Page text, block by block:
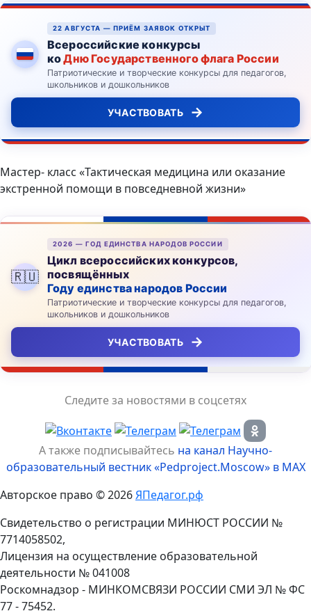
22 АВГУСТА — ПРИЁМ ЗАЯВОК ОТКРЫТ
Всероссийские конкурсы
коДню Государственного флага России
Патриотические и творческие конкурсы для педагогов,
школьников и дошкольников
УЧАСТВОВАТЬ →
Мастер- класс «Тактическая медицина или оказание
экстренной помощи в повседневной жизни»
🇷🇺
2026 — ГОД ЕДИНСТВА НАРОДОВ РОССИИ
Цикл всероссийских конкурсов,
посвящённых
Году единства народов России
Патриотические и творческие конкурсы для педагогов,
школьников и дошкольников
УЧАСТВОВАТЬ →
Следите за новостями в соцсетях
А также подписывайтесь на канал Научно-
образовательный вестник «Pedproject.Moscow» в MAX
Авторское право © 2026ЯПедагог.рф
Свидетельство о регистрации МИНЮСТ РОССИИ №
7714058502,
Лицензия на осуществление образовательной
деятельности № 041008
Роскомнадзор - МИНКОМСВЯЗИ РОССИИ СМИ ЭЛ № ФС
77 - 75452.